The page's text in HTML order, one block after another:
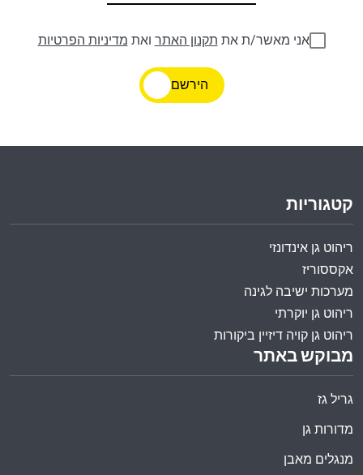
אני מאשר/ת את תקנון האתר ואת מדיניות הפרטיות
הירשם
מבוקש באתר
גריל גז
מדורות גן
מנגלים מאבן
קטגוריות
ריהוט גן אינדונזי
אקססוריז
מערכות ישיבה לגינה
ריהוט גן יוקרתי
ריהוט גן קויה דיזיין ביקורות